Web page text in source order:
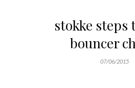
stokke steps
bouncer
07/06/2015